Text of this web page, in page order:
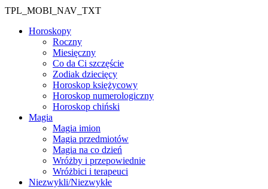
TPL_MOBI_NAV_TXT
Horoskopy
Roczny
Miesięczny
Co da Ci szczęście
Zodiak dziecięcy
Horoskop księżycowy
Horoskop numerologiczny
Horoskop chiński
Magia
Magia imion
Magia przedmiotów
Magia na co dzień
Wróżby i przepowiednie
Wróżbici i terapeuci
Niezwykli/Niezwykłe